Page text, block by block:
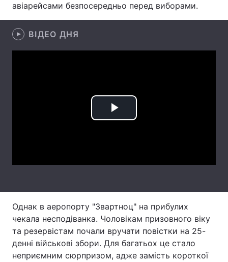
Техно і зв'язок
Зброя
Контакти
Послуги
авіарейсами безпосередньо перед виборами.
ВІДЕО ДНЯ
Play
Однак в аеропорту "Звартноц" на прибулих
чекала несподіванка. Чоловікам призовного віку
та резервістам почали вручати повістки на 25-
денні військові збори. Для багатьох це стало
неприємним сюрпризом, адже замість короткої